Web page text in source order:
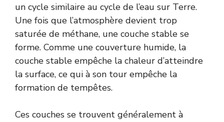
un cycle similaire au cycle de l’eau sur Terre.
Une fois que l’atmosphère devient trop
saturée de méthane, une couche stable se
forme. Comme une couverture humide, la
couche stable empêche la chaleur d’atteindre
la surface, ce qui à son tour empêche la
formation de tempêtes.
Ces couches se trouvent généralement à